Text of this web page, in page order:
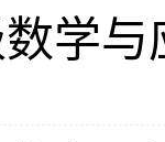
学